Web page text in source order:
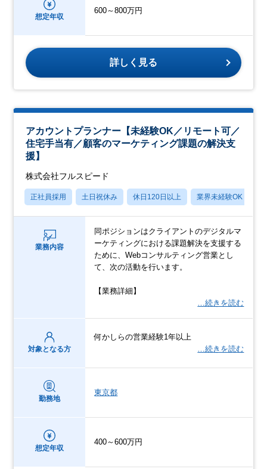
想定年収
600～800万円
詳しく見る
アカウントプランナー【未経験OK／リモート可／
住宅手当有／顧客のマーケティング課題の解決支
援】
株式会社フルスピード
正社員採用 土日祝休み 休日120日以上 業界未経験OK
業務内容
同ポジションはクライアントのデジタルマ
ーケティングにおける課題解決を支援する
ために、Webコンサルティング営業とし
て、次の活動を行います。
【業務詳細】
…続きを読む
対象となる方
何かしらの営業経験1年以上
…続きを読む
勤務地
東京都
想定年収
400～600万円